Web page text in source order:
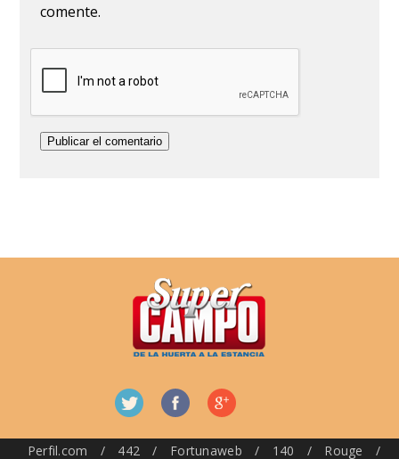
comente.
Perfil.com / 442 / Fortunaweb / 140 / Rouge /